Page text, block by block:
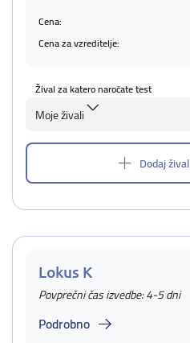
Cena:
Cena za vzreditelje:
Žival za katero naročate test
Moje živali
Dodaj žival
Lokus K
Povprečni čas izvedbe: 4-5 dni
Podrobno